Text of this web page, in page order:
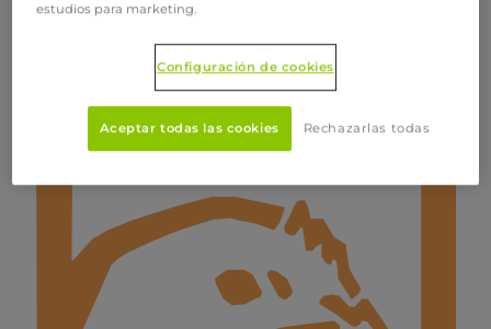
Aves de postura
estudios para marketing.
Configuración de cookies
Rechazarlas todas
Aceptar todas las cookies